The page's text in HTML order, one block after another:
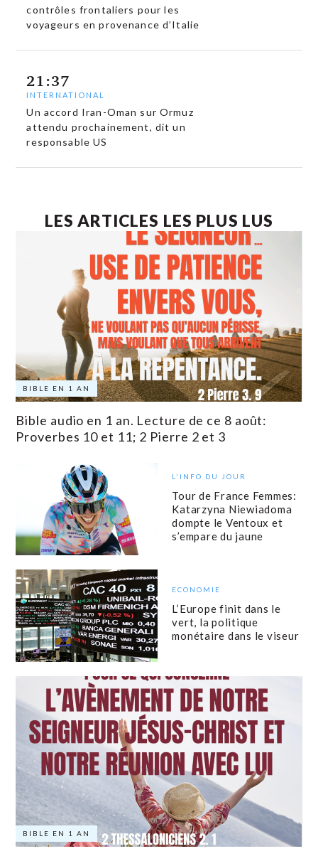
contrôles frontaliers pour les
voyageurs en provenance d’Italie
21:37
INTERNATIONAL
Un accord Iran-Oman sur Ormuz
attendu prochainement, dit un
responsable US
LES ARTICLES LES PLUS LUS
BIBLE EN 1 AN
Bible audio en 1 an. Lecture de ce 8 août:
Proverbes 10 et 11; 2 Pierre 2 et 3
L'INFO DU JOUR
Tour de France Femmes:
Katarzyna Niewiadoma
dompte le Ventoux et
s’empare du jaune
ECONOMIE
L’Europe finit dans le
vert, la politique
monétaire dans le viseur
BIBLE EN 1 AN